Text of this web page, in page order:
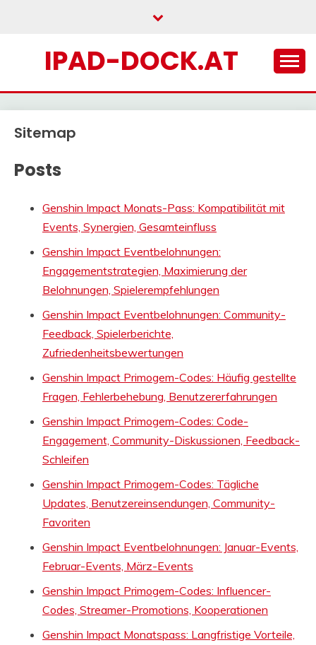
IPAD-DOCK.AT
Sitemap
Posts
Genshin Impact Monats-Pass: Kompatibilität mit
Events, Synergien, Gesamteinfluss
Genshin Impact Eventbelohnungen:
Engagementstrategien, Maximierung der
Belohnungen, Spielerempfehlungen
Genshin Impact Eventbelohnungen: Community-
Feedback, Spielerberichte,
Zufriedenheitsbewertungen
Genshin Impact Primogem-Codes: Häufig gestellte
Fragen, Fehlerbehebung, Benutzererfahrungen
Genshin Impact Primogem-Codes: Code-
Engagement, Community-Diskussionen, Feedback-
Schleifen
Genshin Impact Primogem-Codes: Tägliche
Updates, Benutzereinsendungen, Community-
Favoriten
Genshin Impact Eventbelohnungen: Januar-Events,
Februar-Events, März-Events
Genshin Impact Primogem-Codes: Influencer-
Codes, Streamer-Promotions, Kooperationen
Genshin Impact Monatspass: Langfristige Vorteile,